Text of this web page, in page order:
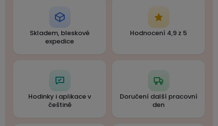
Skladem, bleskové
expedice
Hodnocení 4,9 z 5
Hodinky i aplikace v
češtině
Doručení další pracovní
den